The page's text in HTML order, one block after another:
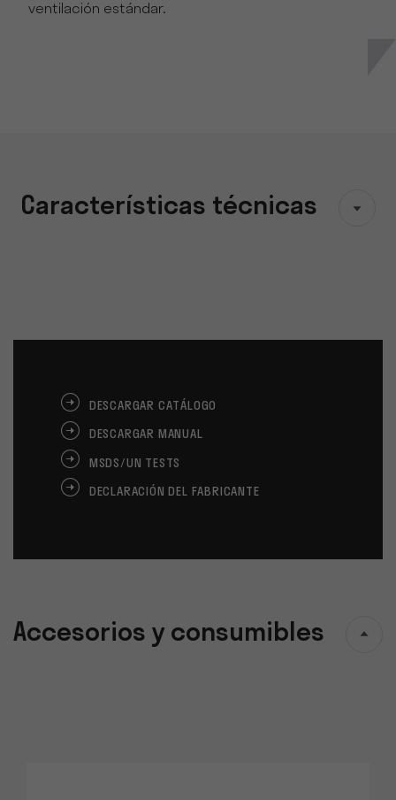
ventilación estándar.
Características técnicas
DESCARGAR CATÁLOGO
DESCARGAR MANUAL
MSDS/UN TESTS
DECLARACIÓN DEL FABRICANTE
Accesorios y consumibles